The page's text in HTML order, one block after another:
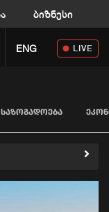
ბიზნესი
navigation
ENG LIVE
ᲡᲐᲖᲝᲒᲐᲓᲝᲔᲑᲐ